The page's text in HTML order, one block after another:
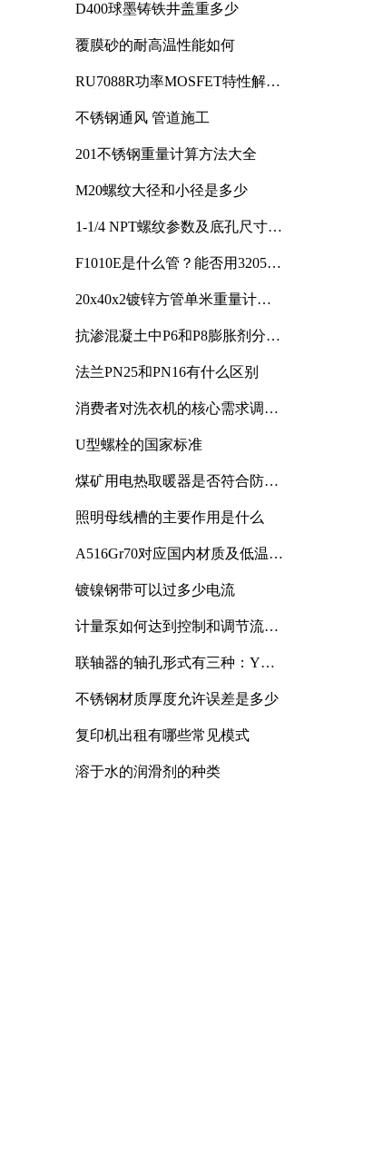
D400球墨铸铁井盖重多少
覆膜砂的耐高温性能如何
RU7088R功率MOSFET特性解析
不锈钢通风 管道施工
201不锈钢重量计算方法大全
M20螺纹大径和小径是多少
1-1/4 NPT螺纹参数及底孔尺寸详
F1010E是什么管？能否用3205或
20x40x2镀锌方管单米重量计算
抗渗混凝土中P6和P8膨胀剂分别
法兰PN25和PN16有什么区别
消费者对洗衣机的核心需求调研
U型螺栓的国家标准
煤矿用电热取暖器是否符合防爆
照明母线槽的主要作用是什么
A516Gr70对应国内材质及低温冲
镀镍钢带可以过多少电流
计量泵如何达到控制和调节流量
联轴器的轴孔形式有三种：Y
不锈钢材质厚度允许误差是多少
复印机出租有哪些常见模式
溶于水的润滑剂的种类